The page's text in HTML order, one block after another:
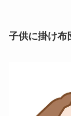
子供に掛け布